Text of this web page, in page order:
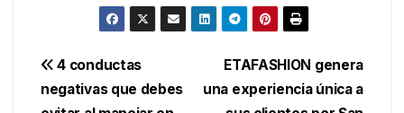
Navegación
ETAFASHION genera
una experiencia única a
4 conductas
negativas que debes